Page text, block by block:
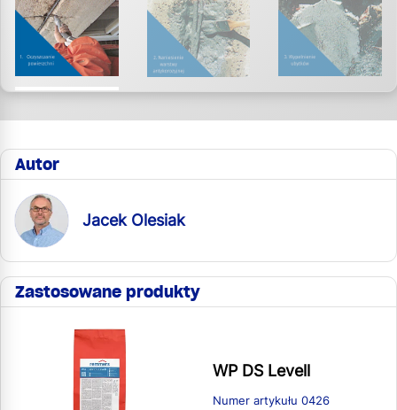
Autor
Jacek Olesiak
Zastosowane produkty
WP DS Levell
Numer artykułu 0426